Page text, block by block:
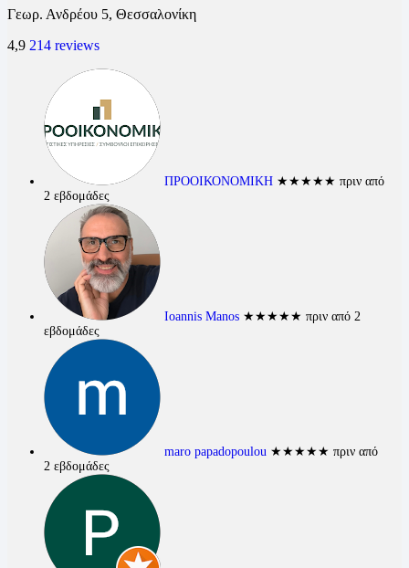
Γεωρ. Ανδρέου 5, Θεσσαλονίκη
4,9 214 reviews
ΠΡΟΟΙΚΟΝΟΜΙΚΗ ★★★★★ πριν από
2 εβδομάδες
Ioannis Manos ★★★★★ πριν από 2
εβδομάδες
maro papadopoulou ★★★★★ πριν από
2 εβδομάδες